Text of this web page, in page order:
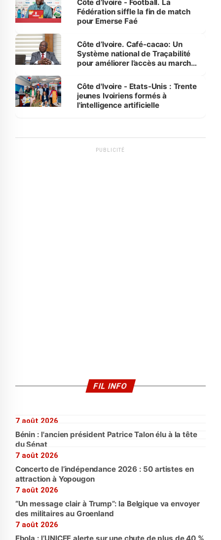
Côte d’Ivoire - Football. La
Fédération siffle la fin de match
pour Emerse Faé
Côte d’Ivoire. Café-cacao: Un
Système national de Traçabilité
pour améliorer l’accès au marché
Côte d'Ivoire - Etats-Unis : Trente
jeunes Ivoiriens formés à
l'intelligence artificielle
PUBLICITÉ
FIL INFO
7 août 2026
Bénin : l'ancien président Patrice Talon élu à la tête
du Sénat
7 août 2026
Concerto de l’indépendance 2026 : 50 artistes en
attraction à Yopougon
7 août 2026
“Un message clair à Trump”: la Belgique va envoyer
des militaires au Groenland
7 août 2026